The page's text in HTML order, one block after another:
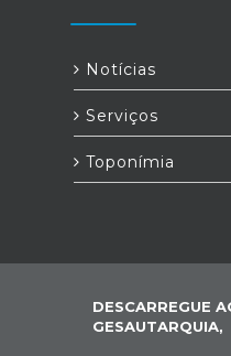
Notícias
Serviços
Toponímia
DESCARREGUE
GESAUTARQUIA,